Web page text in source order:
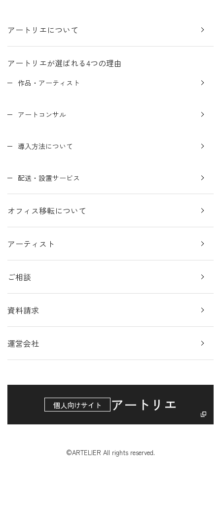
アートリエについて
アートリエが選ばれる4つの理由
作品・アーティスト
アートコンサル
導入方法について
配送・設置サービス
オフィス移転について
アーティスト
ご相談
資料請求
運営会社
個人向けサイト アートリエ
©ARTELIER All rights reserved.